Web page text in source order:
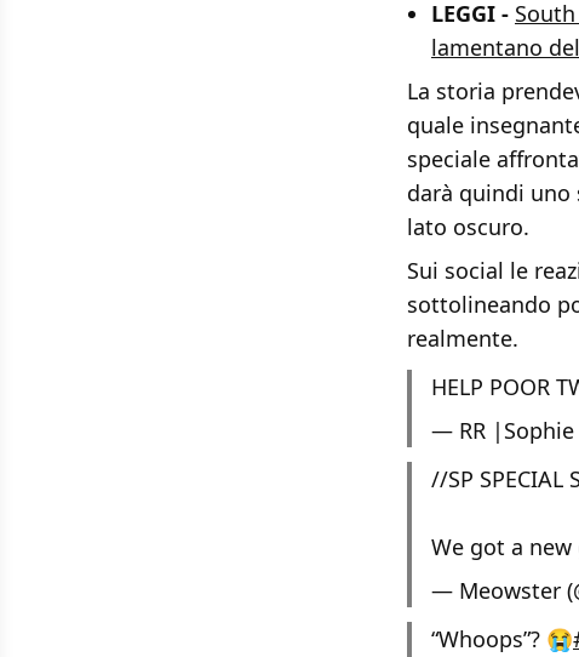
LEGGI -
lamentano
La storia
quale
speciale
darà quindi uno
lato oscuro.
Sui social le
sottolineando
realmente.
HELP POOR
— RR |Sophie
//SP SPECIAL
We got a
— Meowster
“Whoops”? 😭